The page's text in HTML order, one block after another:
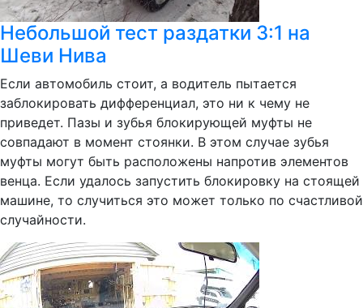
Небольшой тест раздатки 3:1 на
Шеви Нива
Если автомобиль стоит, а водитель пытается
заблокировать дифференциал, это ни к чему не
приведет. Пазы и зубья блокирующей муфты не
совпадают в момент стоянки. В этом случае зубья
муфты могут быть расположены напротив элементов
венца. Если удалось запустить блокировку на стоящей
машине, то случиться это может только по счастливой
случайности.